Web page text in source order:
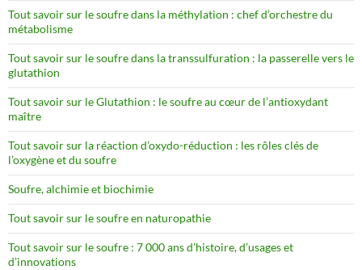
Tout savoir sur le soufre dans la méthylation : chef d’orchestre du
métabolisme
Tout savoir sur le soufre dans la transsulfuration : la passerelle vers le
glutathion
Tout savoir sur le Glutathion : le soufre au cœur de l’antioxydant
maître
Tout savoir sur la réaction d’oxydo-réduction : les rôles clés de
l’oxygène et du soufre
Soufre, alchimie et biochimie
Tout savoir sur le soufre en naturopathie
Tout savoir sur le soufre : 7 000 ans d’histoire, d’usages et
d’innovations